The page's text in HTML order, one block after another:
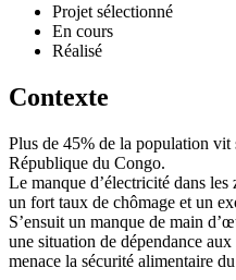
Projet sélectionné
En cours
Réalisé
Contexte
Plus de 45% de la population vit
République du Congo.
Le manque d’électricité dans
un fort taux de chômage et un
S’ensuit un manque de main
une situation de dépendance
menace la sécurité alimentaire